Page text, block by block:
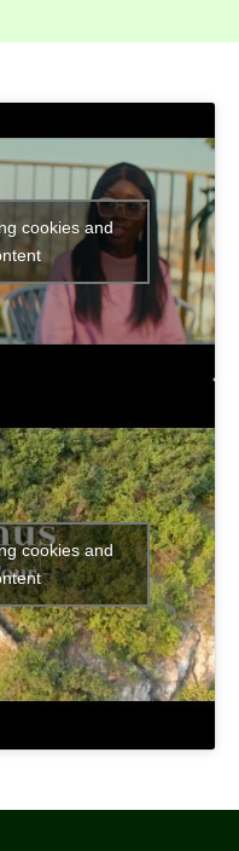
cookies and
cookies and